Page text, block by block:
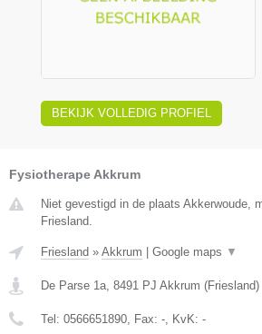
BEKIJK VOLLEDIG PROFIEL
Fysiotherape Akkrum
Niet gevestigd in de plaats Akkerwoude,
Friesland.
Friesland » Akkrum | Google maps ▼
De Parse 1a 8491 PJ Akkrum (Friesland)
Tel: 0566651890 , Fax: - , KvK: -